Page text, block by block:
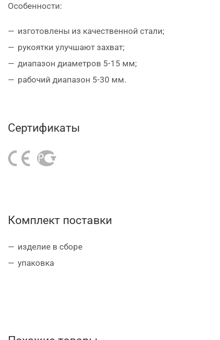
Особенности:
изготовлены из качественной стали;
рукоятки улучшают захват;
диапазон диаметров 5-15 мм;
рабочий диапазон 5-30 мм.
Сертификаты
Комплект поставки
изделие в сборе
упаковка